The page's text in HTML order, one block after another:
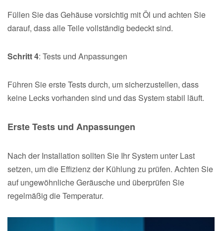
Füllen Sie das Gehäuse vorsichtig mit Öl und achten Sie
darauf, dass alle Teile vollständig bedeckt sind.
Schritt 4: Tests und Anpassungen
Führen Sie erste Tests durch, um sicherzustellen, dass
keine Lecks vorhanden sind und das System stabil läuft.
Erste Tests und Anpassungen
Nach der Installation sollten Sie Ihr System unter Last
setzen, um die Effizienz der Kühlung zu prüfen. Achten Sie
auf ungewöhnliche Geräusche und überprüfen Sie
regelmäßig die Temperatur.